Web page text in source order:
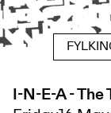
I-N-E-A -